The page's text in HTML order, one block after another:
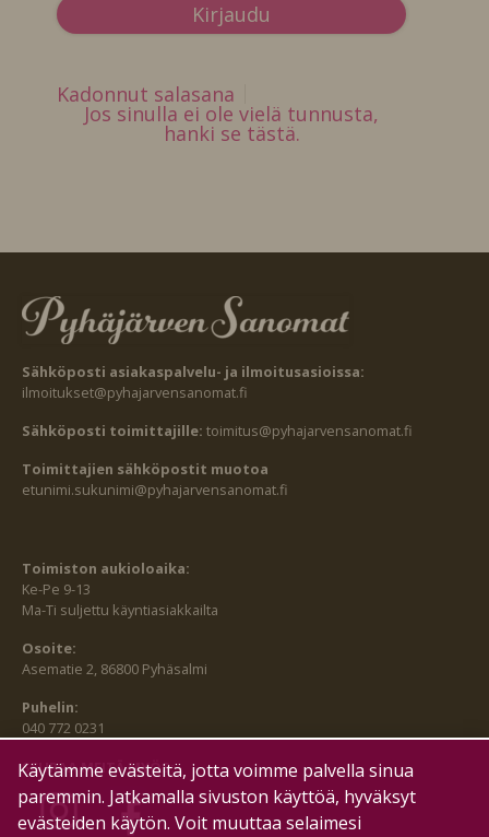
Kadonnut salasana
Jos sinulla ei ole vielä tunnusta,
hanki se tästä.
Sähköposti asiakaspalvelu- ja ilmoitusasioissa:
ilmoitukset@pyhajarvensanomat.fi
Sähköposti toimittajille: toimitus@pyhajarvensanomat.fi
Toimittajien sähköpostit muotoa
etunimi.sukunimi@pyhajarvensanomat.fi
Toimiston aukioloaika:
Ke-Pe 9-13
Ma-Ti suljettu käyntiasiakkailta
Osoite:
Asematie 2, 86800 Pyhäsalmi
Puhelin:
040 772 0231
SEURAA MEITÄ MYÖS:
Käytämme evästeitä, jotta voimme palvella sinua
paremmin. Jatkamalla sivuston käyttöä, hyväksyt
evästeiden käytön. Voit muuttaa selaimesi